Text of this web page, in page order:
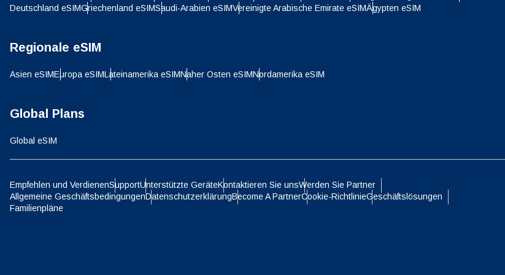
Deutschland eSIMGriechenland eSIMSaudi-Arabien eSIMVereinigte Arabische Emirate eSIMÄgypten eSIM
Regionale eSIM
Asien eSIMEuropa eSIMLateinamerika eSIMNaher Osten eSIMNordamerika eSIM
Global Plans
Global eSIM
Empfehlen und VerdienenSupportUnterstützte GeräteKontaktieren Sie unsWerden Sie Partner
Allgemeine GeschäftsbedingungenDatenschutzerklärungBecome A PartnerCookie-RichtlinieGeschäftslösungen
Familienpläne
SGD - Singapur-Dollar
CAD - Kanadischer Dollar GBP - Pfund Sterling